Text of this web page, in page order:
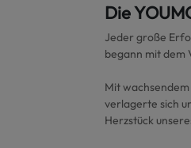
Die
Jeder große
begann mit dem
Mit
verlagerte sich
Herzstück